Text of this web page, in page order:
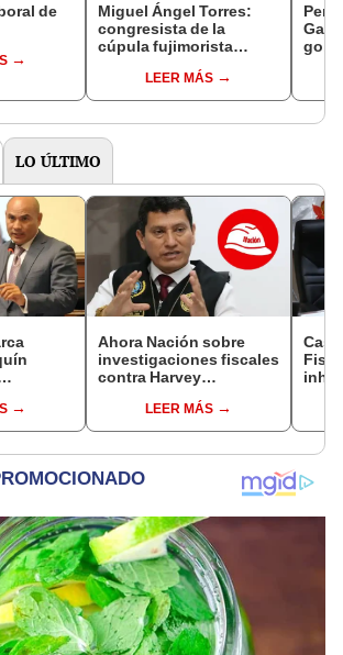
de
Miguel Ángel Torres:
congresista de la
cúpula fujimorista
del SenadoLEER MÁS
LO ÚLTIMO
Ahora Nación sobre
investigaciones fiscales
contra Harvey
Público no puede ser
utilizado políticamente"
LEER MÁS